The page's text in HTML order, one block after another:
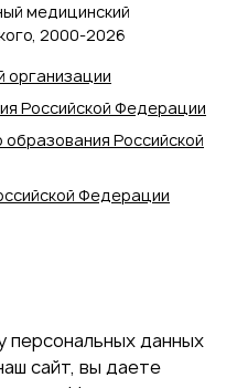
организации
Российской Федерации
Российской
Федерации
медицинский
2000‑2026
персональных данных
сайт, вы даете